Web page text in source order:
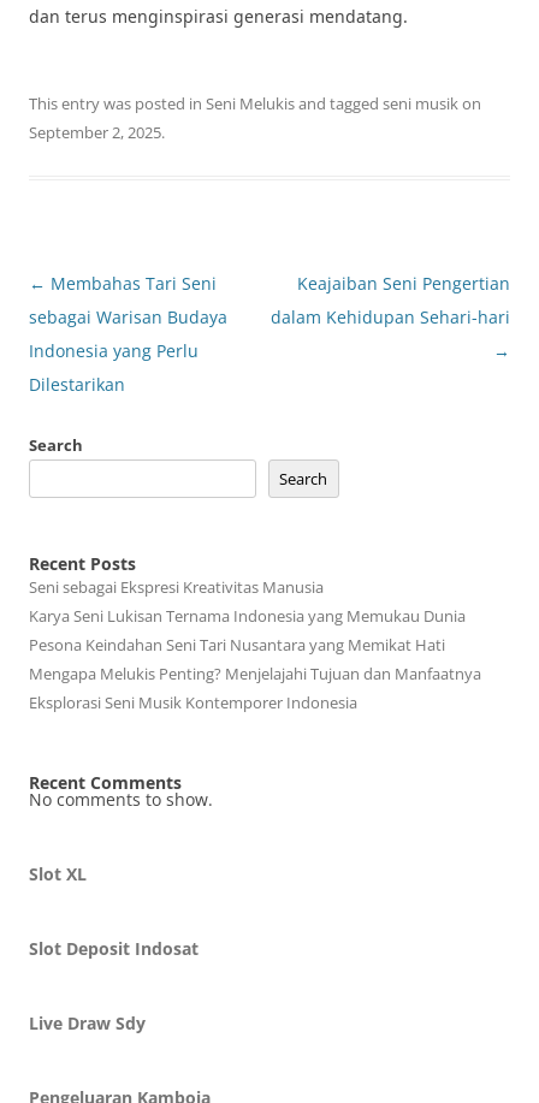
dan terus menginspirasi generasi mendatang.
This entry was posted in Seni Melukisand tagged seni musikon
September 2, 2025.
Post
navigation
← Membahas Tari Seni
sebagai Warisan Budaya
Indonesia yang Perlu
Dilestarikan
Keajaiban Seni Pengertian
dalam Kehidupan Sehari-hari
→
Search
Search
Recent Posts
Seni sebagai Ekspresi Kreativitas Manusia
Karya Seni Lukisan Ternama Indonesia yang Memukau Dunia
Pesona Keindahan Seni Tari Nusantara yang Memikat Hati
Mengapa Melukis Penting? Menjelajahi Tujuan dan Manfaatnya
Eksplorasi Seni Musik Kontemporer Indonesia
Recent Comments
No comments to show.
Slot XL
Slot Deposit Indosat
Live Draw Sdy
Pengeluaran Kamboja